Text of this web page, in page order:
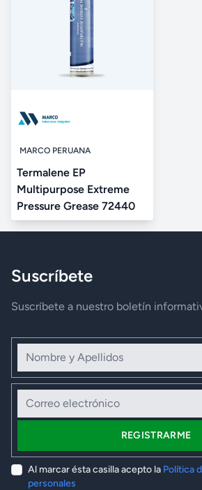
MARCO PERUANA
Termalene EP
Multipurpose Extreme
Pressure Grease 72440
Suscríbete
Suscríbete a nuestro boletín
Nombre y Apellidos
Correo electrónico
REGISTRARME
Al marcar ésta casilla acepto la Política
personales